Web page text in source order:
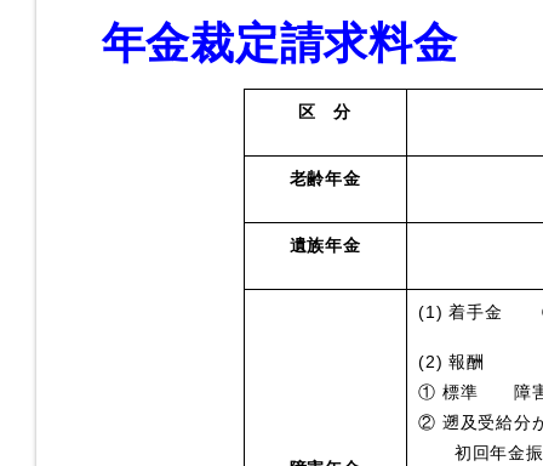
年金裁定請求料金
区 分
老齢年金
遺族年金
(1) 着手金
(2) 報酬
① 標準 障害
② 遡及受給分
初回年金振